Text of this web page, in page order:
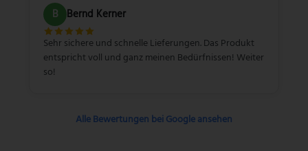
B Bernd Kerner
Sehr sichere und schnelle Lieferungen. Das Produkt
entspricht voll und ganz meinen Bedürfnissen! Weiter
so!
Alle Bewertungen bei Google ansehen